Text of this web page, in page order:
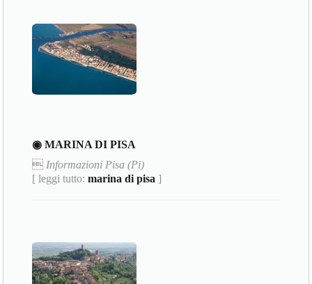
◉ MARINA DI PISA
 Informazioni Pisa (Pi)
[ leggi tutto:marina di pisa ]